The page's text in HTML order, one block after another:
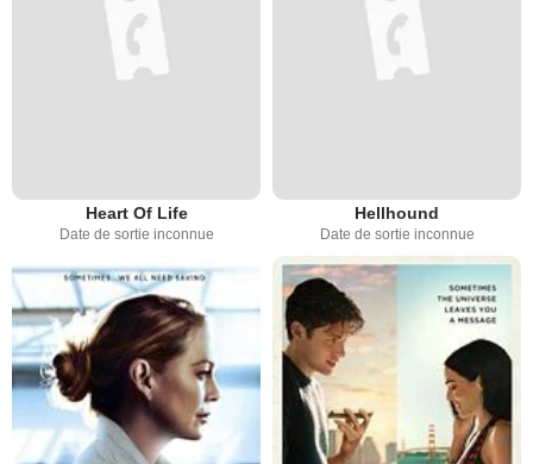
Heart Of Life
Date de sortie inconnue
Hellhound
Date de sortie inconnue